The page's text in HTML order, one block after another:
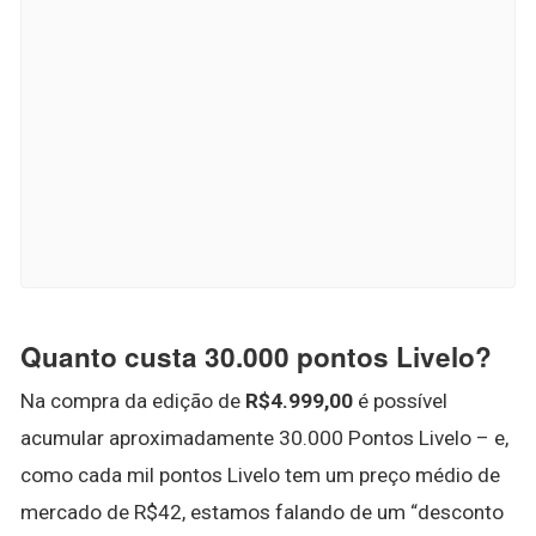
Quanto custa 30.000 pontos Livelo?
Na compra da edição de R$4.999,00 é possível
acumular aproximadamente 30.000 Pontos Livelo – e,
como cada mil pontos Livelo tem um preço médio de
mercado de R$42, estamos falando de um “desconto